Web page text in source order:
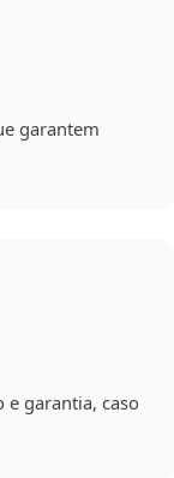
garantem
garantia, caso